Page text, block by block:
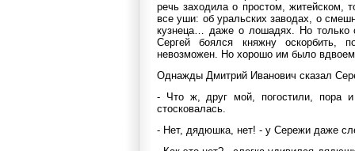
речь заходила о простом, житейском,
все уши: об уральских заводах, о
кузнеца… даже о лошадях. Но только
Сергей боялся княжну оскорбить,
невозможен. Но хорошо им было
Однажды Дмитрий Иванович сказал
- Что ж, друг мой, погостили, пора
стосковалась.
- Нет, дядюшка, нет! - у Сережи даже